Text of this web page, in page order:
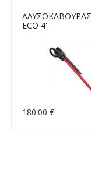
ΑΛΥΣΟΚΑΒΟΥΡΑΣ
ECO 4''
180.00 €